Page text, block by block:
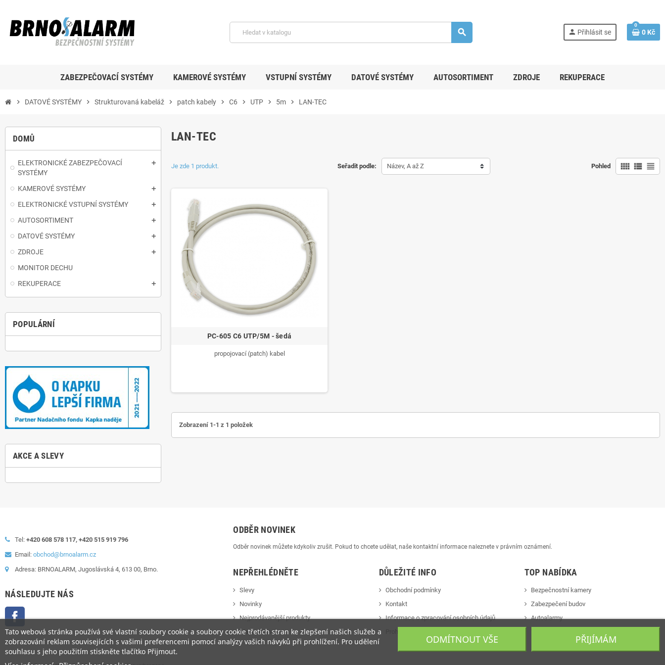
search person Přihlásit se
0
0 Kč
ZABEZPEČOVACÍ SYSTÉMY KAMEROVÉ SYSTÉMY VSTUPNÍ SYSTÉMY DATOVÉ SYSTÉMY AUTOSORTIMENT ZDROJE REKUPERACE
chevron_right DATOVÉ SYSTÉMY chevron_right Strukturovaná kabeláž chevron_right patch kabely chevron_right C6 chevron_right UTP chevron_right 5m chevron_right LAN-TEC
DOMŮ
ELEKTRONICKÉ ZABEZPEČOVACÍ
SYSTÉMY
KAMEROVÉ SYSTÉMY
ELEKTRONICKÉ VSTUPNÍ SYSTÉMY
AUTOSORTIMENT
DATOVÉ SYSTÉMY
ZDROJE
MONITOR DECHU
REKUPERACE
POPULÁRNÍ
AKCE A SLEVY
LAN-TEC
Seřadit podle: Název, A až Z Pohled view_comfy view_list view_headline
Je zde 1 produkt.
PC-605 C6 UTP/5M - šedá
propojovací (patch) kabel
Zobrazení 1-1 z 1 položek
Tel: +420 608 578 117, +420 515 919 796
Email: obchod@brnoalarm.cz
Adresa: BRNOALARM, Jugoslávská 4, 613 00, Brno.
NÁSLEDUJTE NÁS
ODBĚR NOVINEK
Odběr novinek můžete kdykoliv zrušit. Pokud to chcete udělat, naše kontaktní informace naleznete v právním oznámení.
NEPŘEHLÉDNĚTE
Slevy
Novinky
Nejprodávanější produkty
Mapa stránek
DŮLEŽITÉ INFO
Obchodní podmínky
Kontakt
Informace o zpracování osobních údajů
TOP NABÍDKA
Bezpečnostní kamery
Zabezpečení budov
Autoalarmy
Tato webová stránka používá své vlastní soubory cookie a soubory cookie třetích stran ke zlepšení našich služeb a
zobrazování reklam souvisejících s vašimi preferencemi pomocí analýzy vašich návyků při prohlížení. Pro udělení
souhlasu s jeho použitím stiskněte tlačítko Přijmout.
ODMÍTNOUT VŠE PŘIJÍMÁM